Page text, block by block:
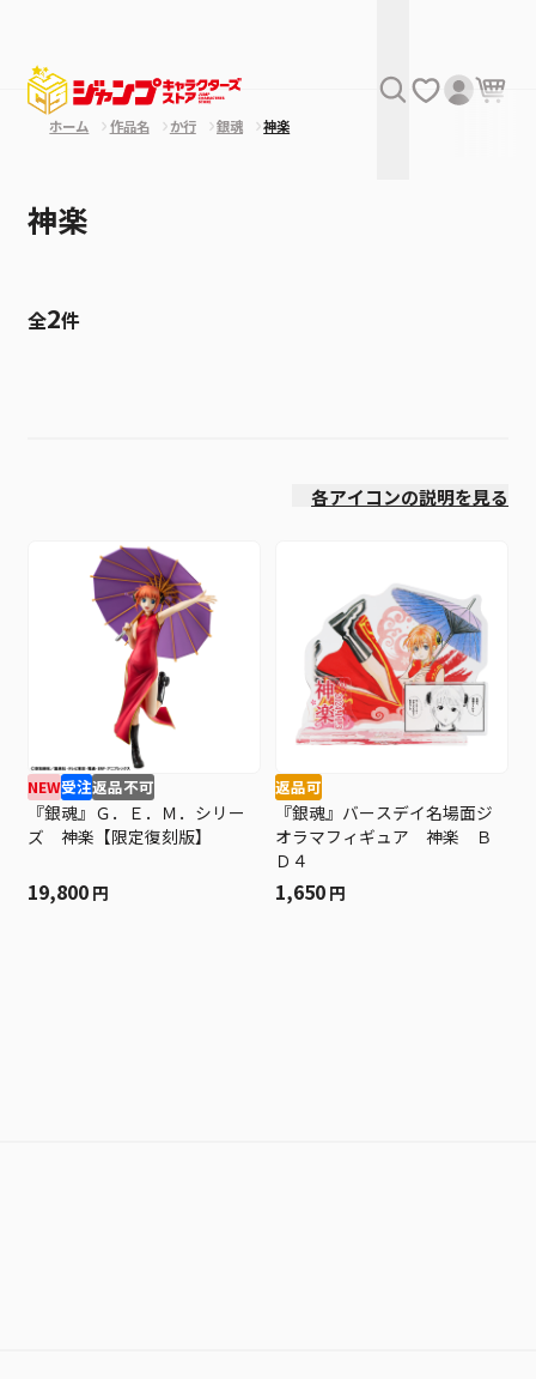
ホーム 作品名 か行 銀魂 神楽
神楽
全2件
各アイコンの説明を見る
NEW受注返品不可
『銀魂』Ｇ．Ｅ．Ｍ．シリー
ズ 神楽【限定復刻版】
19,800 円
返品可
『銀魂』バースデイ名場面ジ
オラマフィギュア 神楽 Ｂ
Ｄ４
1,650 円